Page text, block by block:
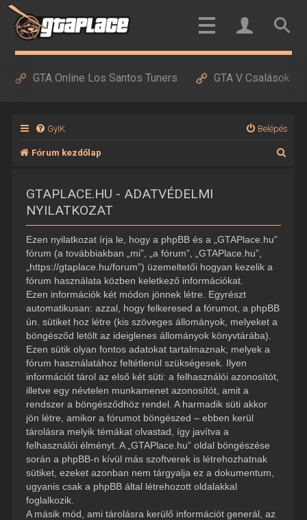
GTA Online Los Santos Tuners GTA V Csalások
GyIK Belépés
Fórum kezdőlap
GTAPLACE.HU - ADATVÉDELMI
NYILATKOZAT
Ezen nyilatkozat írja le, hogy a phpBB és a „GTAPlace.hu”
fórum (a továbbiakban „mi”, „a fórum”, „GTAPlace.hu”,
„https://gtaplace.hu/forum”) üzemeltetői hogyan kezelik a
fórum használata közben keletkező információkat.
Ezen információk két módon jönnek létre. Egyrészt
automatikusan: azzal, hogy felkeresed a fórumot, a phpBB
ún. sütiket hoz létre (kis szöveges állományok, melyeket a
böngésződ letölt az ideiglenes állományok könyvtárába).
Ezen sütik olyan fontos adatokat tartalmaznak, melyek a
fórum használatához feltétlenül szükségesek. Ilyen
információt tárol az első két süti: a felhasználói azonosítót,
illetve egy névtelen munkamenet azonosítót, amit a
rendszer a böngésződhöz rendel. A harmadik süti akkor
jön létre, amikor a fórumot böngészed – ebben kerül
tárolásra melyik témákat olvastad, így javítva a
felhasználói élményt. A „GTAPlace.hu” oldal böngészése
során a phpBB-n kívül más szoftverek is létrehozhatnak
sütiket, ezeket azonban nem tárgyalja ez a dokumentum,
ugyanis csak a phpBB által létrehozott oldalakkal
foglalkozik.
A másik mód, ami tárolásra kerülő információt generál, az